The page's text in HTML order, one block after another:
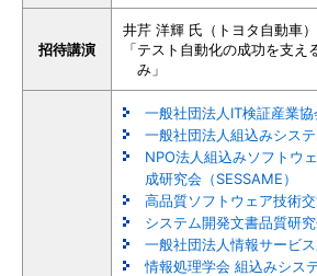
招待講演
井芹 洋輝 氏（トヨタ自動車）
「テスト自動化の成功を支え
み」
一般社団法人IT検証産業協
一般社団法人組込みシス
NPO法人組込みソフトウ
成研究会（SESSAME）
高品質ソフトウェア技術交
システム開発文書品質研究
一般社団法人情報サービ
情報処理学会 組込みシス